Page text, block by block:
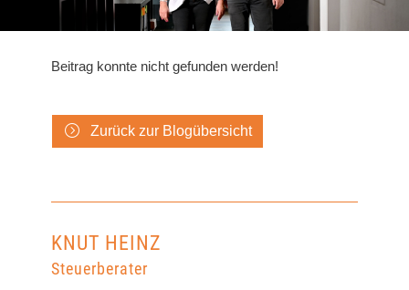
Beitrag konnte nicht gefunden werden!
Zurück zur Blogübersicht
KNUT HEINZ
Steuerberater